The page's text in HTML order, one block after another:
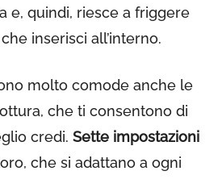
e, quindi, riesce a friggere
inserisci all’interno.
molto comode anche le
che ti consentono di
credi.Sette impostazioni
che si adattano a ogni